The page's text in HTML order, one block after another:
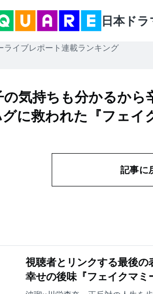
日本ドラ
ライブレポート 連載ランキング
気持ちも分かるから
グに救われた『フェイ
記事に
視聴者とリンクする最後の
幸せの後味『フェイクマミ